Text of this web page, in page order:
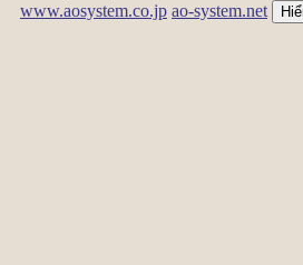
www.aosystem.co.jp ao-system.net